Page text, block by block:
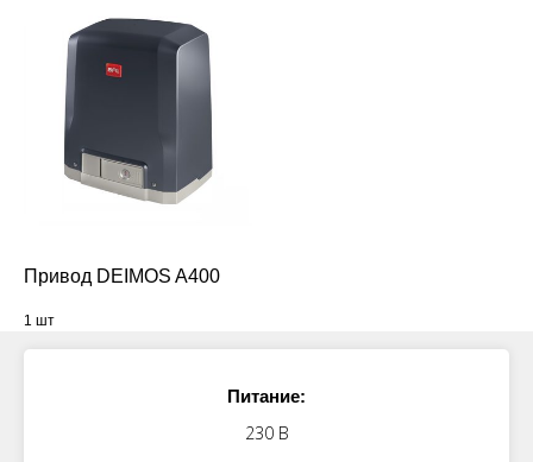
Привод DEIMOS A400
1 шт
Питание:
230 В